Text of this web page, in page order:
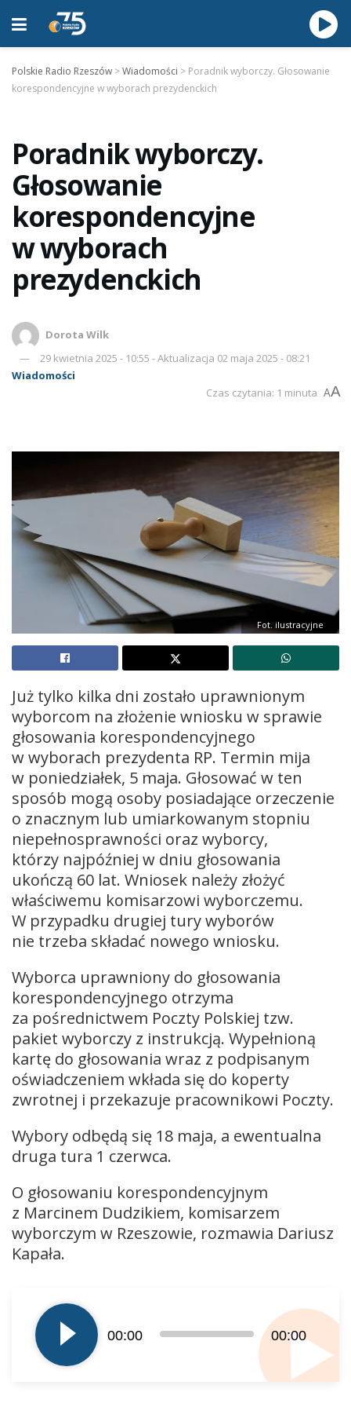
Polskie Radio Rzeszów >Wiadomości > Poradnik wyborczy. Głosowanie
korespondencyjne w wyborach prezydenckich
Poradnik wyborczy.
Głosowanie
korespondencyjne
w wyborach
prezydenckich
Dorota Wilk
29 kwietnia 2025 - 10:55 - Aktualizacja 02 maja 2025 - 08:21
Wiadomości
Czas czytania: 1 minuta AA
Fot. ilustracyjne
Już tylko kilka dni zostało uprawnionym
wyborcom na złożenie wniosku w sprawie
głosowania korespondencyjnego
w wyborach prezydenta RP. Termin mija
w poniedziałek, 5 maja. Głosować w ten
sposób mogą osoby posiadające orzeczenie
o znacznym lub umiarkowanym stopniu
niepełnosprawności oraz wyborcy,
którzy najpóźniej w dniu głosowania
ukończą 60 lat. Wniosek należy złożyć
właściwemu komisarzowi wyborczemu.
W przypadku drugiej tury wyborów
nie trzeba składać nowego wniosku.
Wyborca uprawniony do głosowania
korespondencyjnego otrzyma
za pośrednictwem Poczty Polskiej tzw.
pakiet wyborczy z instrukcją. Wypełnioną
kartę do głosowania wraz z podpisanym
oświadczeniem wkłada się do koperty
zwrotnej i przekazuje pracownikowi Poczty.
Wybory odbędą się 18 maja, a ewentualna
druga tura 1 czerwca.
O głosowaniu korespondencyjnym
z Marcinem Dudzikiem, komisarzem
wyborczym w Rzeszowie, rozmawia Dariusz
Kapała.
plików
dźwiękowych
00:00 00:00